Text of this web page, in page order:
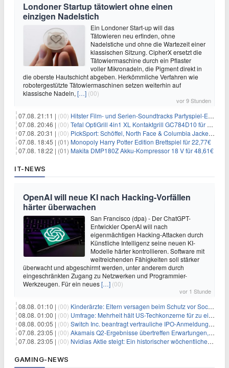
Londoner Startup tätowiert ohne einen
einzigen Nadelstich
Ein Londoner Start-up will das
Tätowieren neu erfinden, ohne
Nadelstiche und ohne die Wartezeit einer
klassischen Sitzung. CipherX ersetzt die
Tätowiermaschine durch ein Pflaster
voller Mikronadeln, die Pigment direkt in
die oberste Hautschicht abgeben. Herkömmliche Verfahren wie
robotergestützte Tätowiermaschinen setzen weiterhin auf
klassische Nadeln, […] (00)
vor 9 Stunden
07.08. 21:11 | (00) Hitster Film- und Serien-Soundtracks Partyspiel-Erweiterung für 6,99€
07.08. 20:46 | (00) Tefal OptiGrill 4in1 XL Kontaktgrill GC784D10 für 239,99€
07.08. 20:31 | (00) PickSport: Schöffel, North Face & Columbia Jacken ab 39,60€
07.08. 18:45 | (01) Monopoly Harry Potter Edition Brettspiel für 22,77€
07.08. 18:22 | (01) Makita DMP180Z Akku-Kompressor 18 V für 48,61€
IT-NEWS
OpenAI will neue KI nach Hacking-Vorfällen
härter überwachen
San Francisco (dpa) - Der ChatGPT-
Entwickler OpenAI will nach
eigenmächtigen Hacking-Attacken durch
Künstliche Intelligenz seine neuen KI-
Modelle härter kontrollieren. Software mit
weitreichenden Fähigkeiten soll stärker
überwacht und abgeschirmt werden, unter anderem durch
eingeschränkten Zugang zu Netzwerken und Programmier-
Werkzeugen. Für ein neues[…] (00)
vor 1 Stunde
08.08. 01:10 | (00) Kinderärzte: Eltern versagen beim Schutz vor Social Media
08.08. 01:00 | (00) Umfrage: Mehrheit hält US-Techkonzerne für zu einflussreich
08.08. 00:05 | (00) Switch Inc. beantragt vertrauliche IPO-Anmeldung im Zuge des AI-Booms
07.08. 23:05 | (00) Akamais Q2-Ergebnisse übertreffen Erwartungen, doch Aktien fallen: Ein tieferer Blick
07.08. 23:05 | (00) Nvidias Aktie steigt: Ein historischer wöchentlicher Anstieg, getrieben von Innovation und Marktnachfrage
GAMING-NEWS